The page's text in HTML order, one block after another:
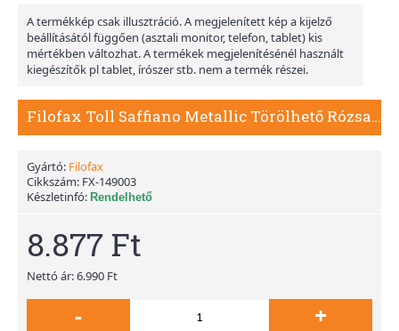
A termékkép csak illusztráció. A megjelenített kép a kijelző
beállításától függően (asztali monitor, telefon, tablet) kis
mértékben változhat. A termékek megjelenítésénél használt
kiegészítők pl tablet, írószer stb. nem a termék részei.
Filofax Toll Saffiano Metallic Törölhető Rózsaarany
Gyártó: Filofax
Cikkszám: FX-149003
Készletinfó: Rendelhető
8.877 Ft
Nettó ár: 6.990 Ft
- +